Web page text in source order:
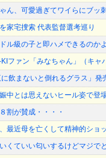
ん、可愛過ぎてワイらにブッ
家宅捜索 代表監督選考巡り
ル級の子と即ハメできるのか
ファン「みなちゃん」（キャ
に飲まないと倒れるグラス」発
中とは思えないヒール姿で登
割が賛成・・・・
最近母を亡くして精神的ショ
くていい匂いするけどマジで